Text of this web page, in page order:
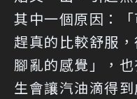
其中一個原因：
趕真的比較舒服
腳亂的感覺」，
生會讓汽油滴得